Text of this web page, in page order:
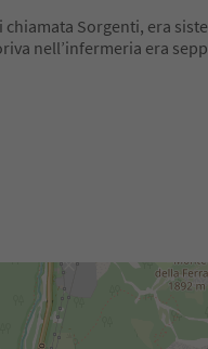
chiamata Sorgenti, era
nell’infermeria era